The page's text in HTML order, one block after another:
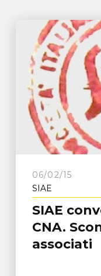
06/02/15
SIAE
SIAE
CNA.
associati